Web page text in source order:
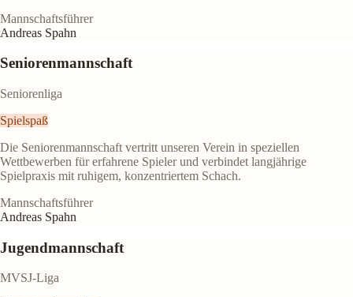
Mannschaftsführer
Andreas Spahn
Seniorenmannschaft
Seniorenliga
Spielspaß
Die Seniorenmannschaft vertritt unseren Verein in speziellen
Wettbewerben für erfahrene Spieler und verbindet langjährige
Spielpraxis mit ruhigem, konzentriertem Schach.
Mannschaftsführer
Andreas Spahn
Jugendmannschaft
MVSJ-Liga